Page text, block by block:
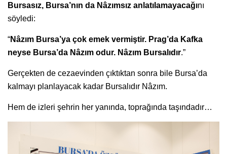
Bursasız, Bursa’nın da Nâzımsız anlatılamayacağını
söyledi:
“Nâzım Bursa’ya çok emek vermiştir. Prag’da Kafka
neyse Bursa’da Nâzım odur. Nâzım Bursalıdır.”
Gerçekten de cezaevinden çıktıktan sonra bile Bursa’da
kalmayı planlayacak kadar Bursalıdır Nâzım.
Hem de izleri şehrin her yanında, toprağında taşındadır…